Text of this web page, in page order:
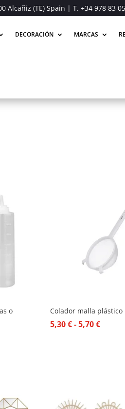
Alcañiz (TE) Spain | T. +34 978 83
DECORACIÓN MARCAS
o Colador malla plástico
5,30€-5,70€Rango
5,70 €